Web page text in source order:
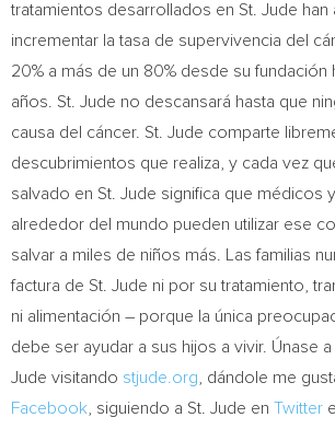
tratamientos desarrollados en St. Jude han
incrementar la tasa de supervivencia del
20% a más de un 80% desde su fundación
años. St. Jude no descansará hasta que
causa del cáncer. St. Jude comparte
descubrimientos que realiza, y cada vez
salvado en St. Jude significa que médicos
alrededor del mundo pueden utilizar ese
salvar a miles de niños más. Las familias
factura de St. Jude ni por su tratamiento,
ni alimentación – porque la única
debe ser ayudar a sus hijos a vivir. Únase a
Jude visitando stjude.org , dándole me
Facebook , siguiendo a St. Jude en Twitter e